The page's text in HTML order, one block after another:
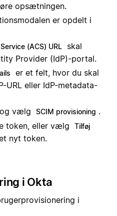
opsætningen.
er opdelt i
(ACS) URL
skal
Provider (IdP)-portal.
er et felt, hvor du skal
URL eller IdP-metadata-
, og vælg SCIM provisioning .
token, eller vælg
Tilføj
nyt token.
i Okta
i